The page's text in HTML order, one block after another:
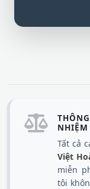
NHIỆM
Tất cả
Việt
miễn
tôi